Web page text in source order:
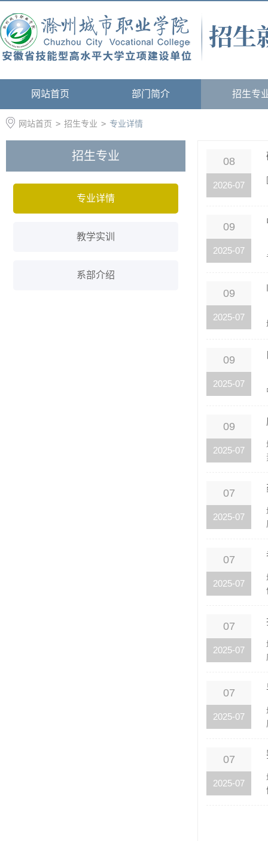
网站首页 部门简介 招生专
网站首页 > 招生专业 > 专业详情
招生专业
专业详情
教学实训
系部介绍
08
2026-07
[
09
2025-07
09
2025-07
09
2025-07
09
2025-07
07
2025-07
07
2025-07
07
2025-07
07
2025-07
07
2025-07